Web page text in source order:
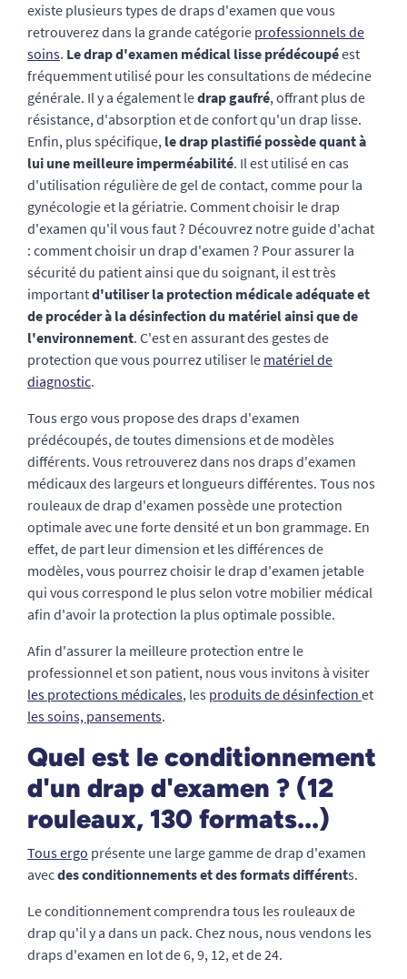
existe plusieurs types de draps d'examen que vous
retrouverez dans la grande catégorie professionnels de
soins. Le drap d'examen médical lisse prédécoupéest
fréquemment utilisé pour les consultations de médecine
générale. Il y a également ledrap gaufré, offrant plus de
résistance, d'absorption et de confort qu'un drap lisse.
Enfin, plus spécifique, le drap plastifié possède quant à
lui une meilleure imperméabilité. Il est utilisé en cas
d'utilisation régulière de gel de contact, comme pour la
gynécologie et la gériatrie. Comment choisir le drap
d'examen qu'il vous faut ? Découvrez notre guide d'achat
: comment choisir un drap d'examen ? Pour assurer la
sécurité du patient ainsi que du soignant, il est très
importantd'utiliser la protection médicale adéquate et
de procéder à la désinfection du matériel ainsi que de
l'environnement. C'est en assurant des gestes de
protection que vous pourrez utiliser le matériel de
diagnostic.
Tous ergo vous propose des draps d'examen
prédécoupés, de toutes dimensions et de modèles
différents. Vous retrouverez dans nos draps d'examen
médicaux des largeurs et longueurs différentes. Tous nos
rouleaux de drap d'examen possède une protection
optimale avec une forte densité et un bon grammage. En
effet, de part leur dimension et les différences de
modèles, vous pourrez choisir le drap d'examen jetable
qui vous correspond le plus selon votre mobilier médical
afin d'avoir la protection la plus optimale possible.
Afin d'assurer la meilleure protection entre le
professionnel et son patient, nous vous invitons à visiter
les protections médicales, les produits de désinfection et
les soins, pansements.
Quel est le conditionnement
d'un drap d'examen ? (12
rouleaux, 130 formats...)
Tous ergo présente une large gamme de drap d'examen
avecdes conditionnementset des formats différents.
Le conditionnement comprendra tous les rouleaux de
drap qu'il y a dans un pack. Chez nous, nous vendons les
draps d'examen en lot de 6, 9, 12, et de 24.